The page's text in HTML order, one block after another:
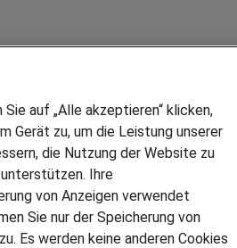
auf „Alle akzeptieren“ klicken,
Gerät zu, um die Leistung unserer
die Nutzung der Website zu
Ihre
von Anzeigen verwendet
Sie nur der Speicherung von
Es werden keine anderen Cookies